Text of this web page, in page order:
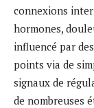
connexions
hormones,
influencé par
points via de
signaux de
de nombreuses